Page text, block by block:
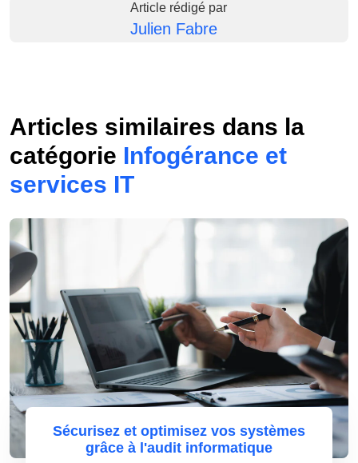
Article rédigé par
Julien Fabre
Articles similaires dans la
catégorie Infogérance et
services IT
Sécurisez et optimisez vos systèmes
grâce à l'audit informatique